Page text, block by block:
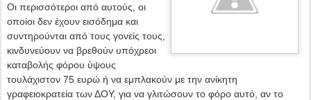
Οι περισσότεροι από αυτούς, οι
οποίοι δεν έχουν εισόδημα και
συντηρούνται από τους γονείς τους,
κινδυνεύουν να βρεθούν υπόχρεοι
καταβολής φόρου ύψους
τουλάχιστον 75 ευρώ ή να εμπλακούν με την ανίκητη
γραφειοκρατεία των ΔΟΥ, για να γλιτώσουν το φόρο αυτό, αν το